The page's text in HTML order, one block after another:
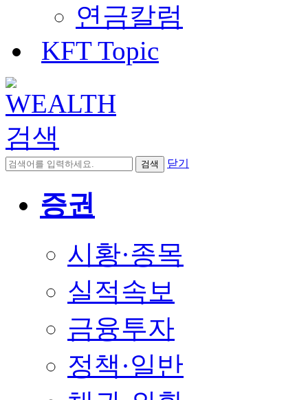
연금칼럼
KFT Topic
검색
검색 닫기
증권
시황·종목
실적속보
금융투자
정책·일반